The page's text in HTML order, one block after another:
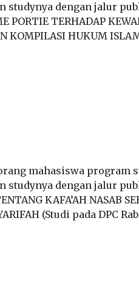
studynya dengan jalur
PORTIE TERHADAP
KOMPILASI HUKUM
mahasiswa program
studynya dengan jalur
KAFA’AH NASAB
(Studi pada DPC